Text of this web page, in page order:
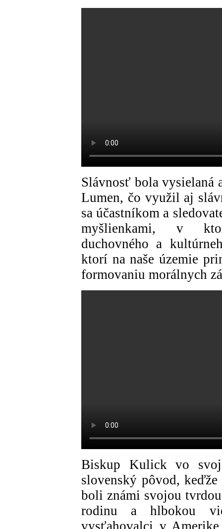
Slávnosť bola vysielaná
Lumen, čo využil aj
sa účastníkom a
myšlienkami, v
duchovného a
ktorí na naše územie
formovaniu morálnych
Biskup Kulick vo
slovenský pôvod,
boli známi svojou
rodinu a hlbokou
vysťahovalci v